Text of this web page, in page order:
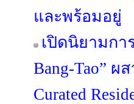
และพร้อมอยู่
เปิดนิยามกา
Bang-Tao” ผ
Curated